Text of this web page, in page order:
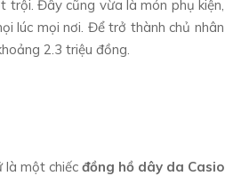
trội. Đây cũng vừa là món phụ kiện,
lúc mọi nơi. Để trở thành chủ nhân
2.3 triệu đồng.
là một chiếc đồng hồ dây da Casio